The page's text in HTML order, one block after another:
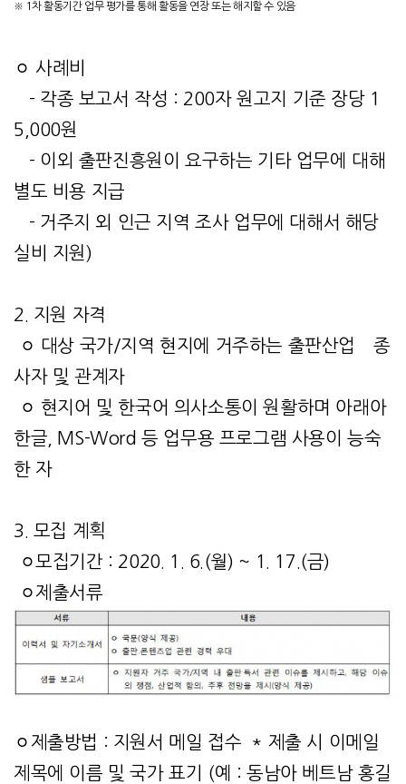
※ 1차 활동기간 업무 평가를 통해 활동을 연장 또는 해지할 수 있음
ㅇ 사례비
- 각종 보고서 작성 : 200자 원고지 기준 장당 1
5,000원
- 이외 출판진흥원이 요구하는 기타 업무에 대해
별도 비용 지급
- 거주지 외 인근 지역 조사 업무에 대해서 해당
실비 지원)
2. 지원 자격
ㅇ 대상 국가/지역 현지에 거주하는 출판산업 종
사자 및 관계자
ㅇ 현지어 및 한국어 의사소통이 원활하며 아래아
한글, MS-Word 등 업무용 프로그램 사용이 능숙
한 자
3. 모집 계획
ㅇ모집기간 : 2020. 1. 6.(월) ~ 1. 17.(금)
ㅇ제출서류
ㅇ제출방법 : 지원서 메일 접수 * 제출 시 이메일
제목에 이름 및 국가 표기 (예 : 동남아 베트남 홍길